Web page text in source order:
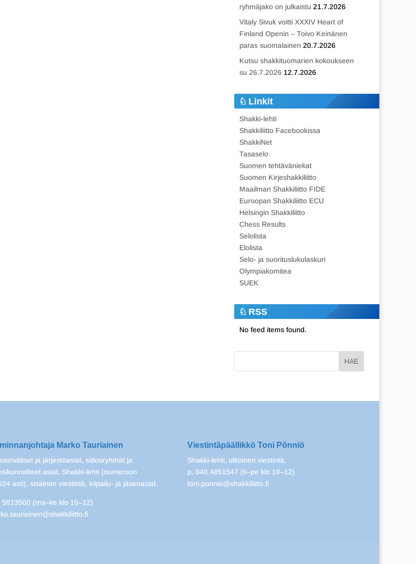
ryhmäjako on julkaistu 21.7.2026
Vitaly Sivuk voitti XXXIV Heart of
Finland Openin – Toivo Keinänen
paras suomalainen 20.7.2026
Kutsu shakkituomarien kokoukseen
su 26.7.2026 12.7.2026
Linkit
Shakki-lehti
Shakkiliitto Facebookissa
ShakkiNet
Tasaselo
Suomen tehtäväniekat
Suomen Kirjeshakkiliitto
Maailman Shakkiliitto FIDE
Euroopan Shakkiliitto ECU
Helsingin Shakkiliitto
Chess Results
Selolista
Elolista
Selo- ja suorituslukulaskuri
Olympiakomitea
SUEK
RSS
No feed items found.
Marko Tauriainen
ja järjestöasiat, sidosryhmät ja
asiat, Shakki-lehti (numeroon
asti), sisäinen viestintä, kilpailu- ja jäsenasiat.
5813500 (ma–ke klo 10–12)
Viestintäpäällikkö Toni Pönniö
Shakki-lehti, ulkoinen viestintä.
p. 040 4851547 (ti–pe klo 10–12)
toni.ponnio@shakkiliitto.fi